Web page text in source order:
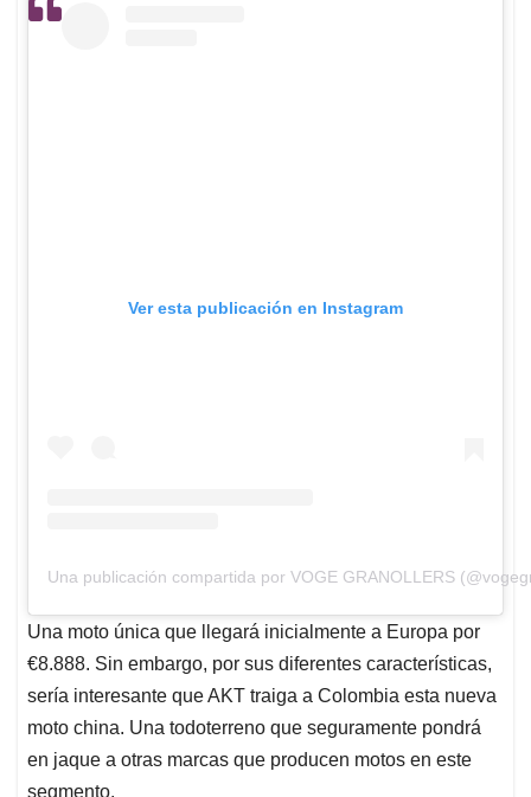
Ver esta publicación en Instagram
Una publicación compartida por VOGE GRANOLLERS
Una moto única que llegará inicialmente a Europa por
€8.888. Sin embargo, por sus diferentes características,
sería interesante que AKT traiga a Colombia esta nueva
moto china. Una todoterreno que seguramente pondrá
en jaque a otras marcas que producen motos en este
segmento.